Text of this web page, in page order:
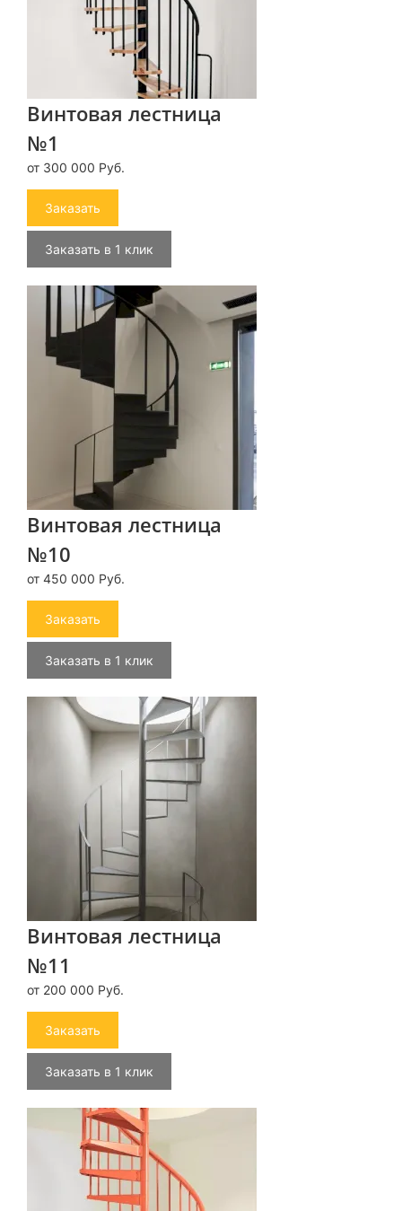
Винтовая лестница
№1
от 300 000 Руб.
Заказать
Заказать в 1 клик
Винтовая лестница
№10
от 450 000 Руб.
Заказать
Заказать в 1 клик
Винтовая лестница
№11
от 200 000 Руб.
Заказать
Заказать в 1 клик